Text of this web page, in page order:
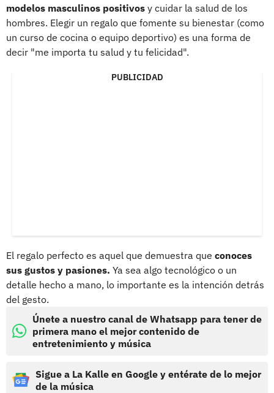
modelos masculinos positivos y cuidar la salud de los
hombres. Elegir un regalo que fomente su bienestar (como
un curso de cocina o equipo deportivo) es una forma de
decir "me importa tu salud y tu felicidad".
PUBLICIDAD
El regalo perfecto es aquel que demuestra que conoces
sus gustos y pasiones. Ya sea algo tecnológico o un
detalle hecho a mano, lo importante es la intención detrás
del gesto.
Únete a nuestro canal de Whatsapp para tener de
primera mano el mejor contenido de
entretenimiento y música
Sigue a La Kalle en Google y entérate de lo mejor
de la música